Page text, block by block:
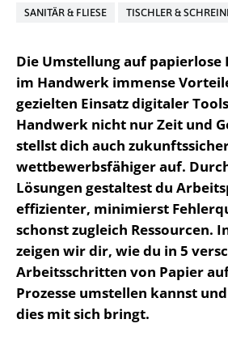
SANITÄR & FLIESE
TISCHLER &
Die Umstellung auf papierlose
im Handwerk immense
gezielten Einsatz digitaler
Handwerk nicht nur Zeit und
stellst dich auch
wettbewerbsfähiger auf.
Lösungen gestaltest du
effizienter, minimierst
schonst zugleich Ressourcen.
zeigen wir dir, wie du in 5
Arbeitsschritten von Papier
Prozesse umstellen kannst
dies mit sich bringt.